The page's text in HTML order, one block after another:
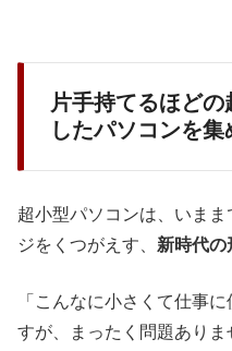
片手持てるほど
したパソコンを集
超小型パソコンは、いまま
ジをくつがえす、 新時代の
「こんなに小さくて仕事
すが、まったく問題ありま